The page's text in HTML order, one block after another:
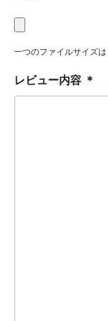
一つのファイルサイズ
レビュー内容 ＊